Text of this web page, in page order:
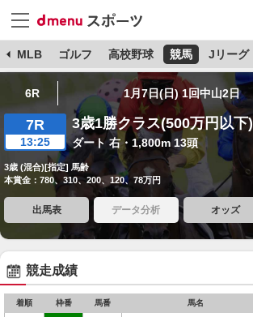
MLB ゴルフ 高校野球 競馬 Jリーグ
6R 1月7日(日) 1回中山2日
7R
13:25
3歳1勝クラス(500万円以下)
ダート 右・1,800m 13頭
3歳 (混合)[指定] 馬齢
本賞金：780、310、200、120、78万円
出馬表 データ分析 オッズ
競走成績
着順 枠番 馬番 馬名